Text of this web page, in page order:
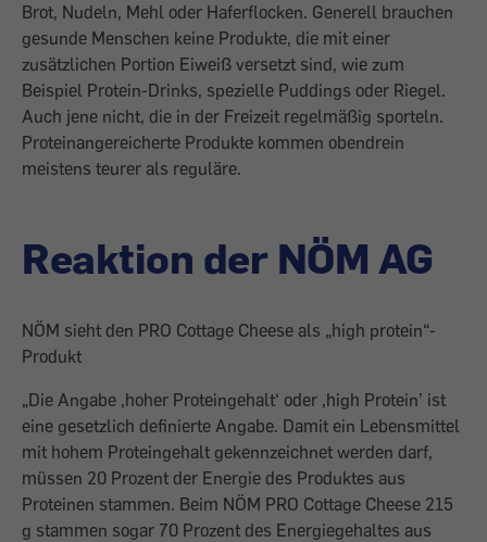
Brot, Nudeln, Mehl oder Haferflocken. Generell brauchen
gesunde Menschen keine Produkte, die mit einer
zusätzlichen Portion Eiweiß versetzt sind, wie zum
Beispiel Protein-Drinks, spezielle Puddings oder Riegel.
Auch jene nicht, die in der Freizeit regelmäßig sporteln.
Proteinangereicherte Produkte kommen obendrein
meistens teurer als reguläre.
Reaktion der NÖM AG
NÖM sieht den PRO Cottage Cheese als „high protein“-
Produkt
„Die Angabe ‚hoher Proteingehalt‘ oder ,high Protein’ ist
eine gesetzlich definierte Angabe. Damit ein Lebensmittel
mit hohem Proteingehalt gekennzeichnet werden darf,
müssen 20 Prozent der Energie des Produktes aus
Proteinen stammen. Beim NÖM PRO Cottage Cheese 215
g stammen sogar 70 Prozent des Energiegehaltes aus